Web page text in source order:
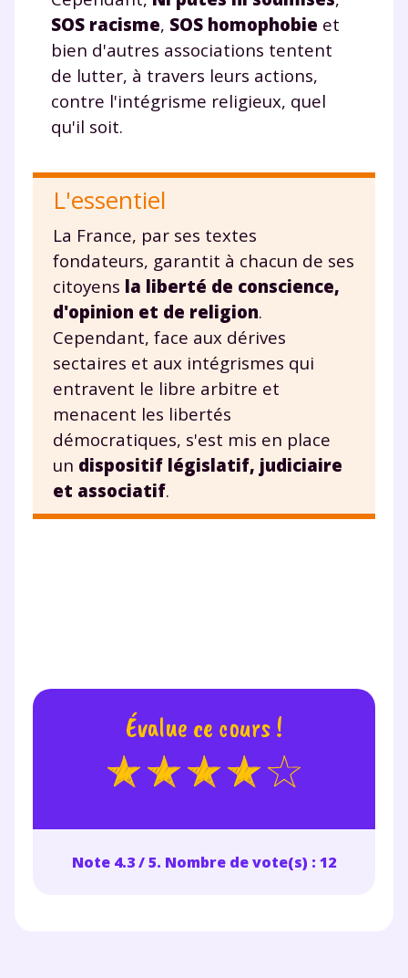
SOS racisme, SOS homophobie et
bien d'autres associations tentent
de lutter, à travers leurs actions,
contre l'intégrisme religieux, quel
qu'il soit.
L'essentiel
La France, par ses textes
fondateurs, garantit à chacun de ses
citoyens la liberté de conscience,
d'opinion et de religion.
Cependant, face aux dérives
sectaires et aux intégrismes qui
entravent le libre arbitre et
menacent les libertés
démocratiques, s'est mis en place
un dispositif législatif, judiciaire
et associatif.
Évalue ce cours !
Note 4.3 / 5. Nombre de vote(s) : 12